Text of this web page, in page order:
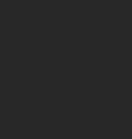
есть несколько мыслей.
должны быть предусмотрены
ушами, их мощности просто
больше шума ветра, чем
средствами в
работы
очень быстро. Итак, если вы,